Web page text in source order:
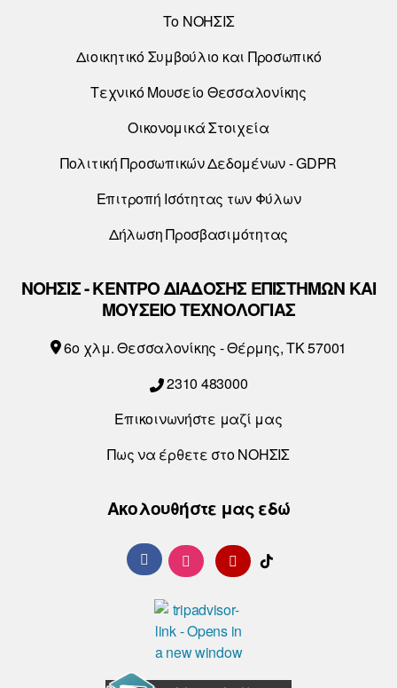
Το ΝΟΗΣΙΣ
Διοικητικό Συμβούλιο και Προσωπικό
Τεχνικό Μουσείο Θεσσαλονίκης
Οικονομικά Στοιχεία
Πολιτική Προσωπικών Δεδομένων - GDPR
Επιτροπή Ισότητας των Φύλων
Δήλωση Προσβασιμότητας
ΝΟΗΣΙΣ - ΚΕΝΤΡΟ ΔΙΑΔΟΣΗΣ ΕΠΙΣΤΗΜΩΝ ΚΑΙ
ΜΟΥΣΕΙΟ ΤΕΧΝΟΛΟΓΙΑΣ
6o χλμ. Θεσσαλονίκης - Θέρμης, ΤΚ 57001
2310 483000
Επικοινωνήστε μαζί μας
Πως να έρθετε στο ΝΟΗΣΙΣ
Ακολουθήστε μας εδώ